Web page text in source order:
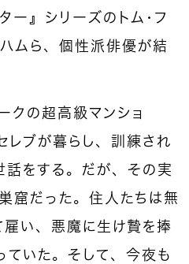
ー』シリーズのトム・フ
ハムら、個性派俳優が結
クの超高級マンショ
レブが暮らし、訓練され
話をする。だが、その実
窟だった。住人たちは無
雇い、悪魔に生け贄を捧
ていた。そして、今夜も